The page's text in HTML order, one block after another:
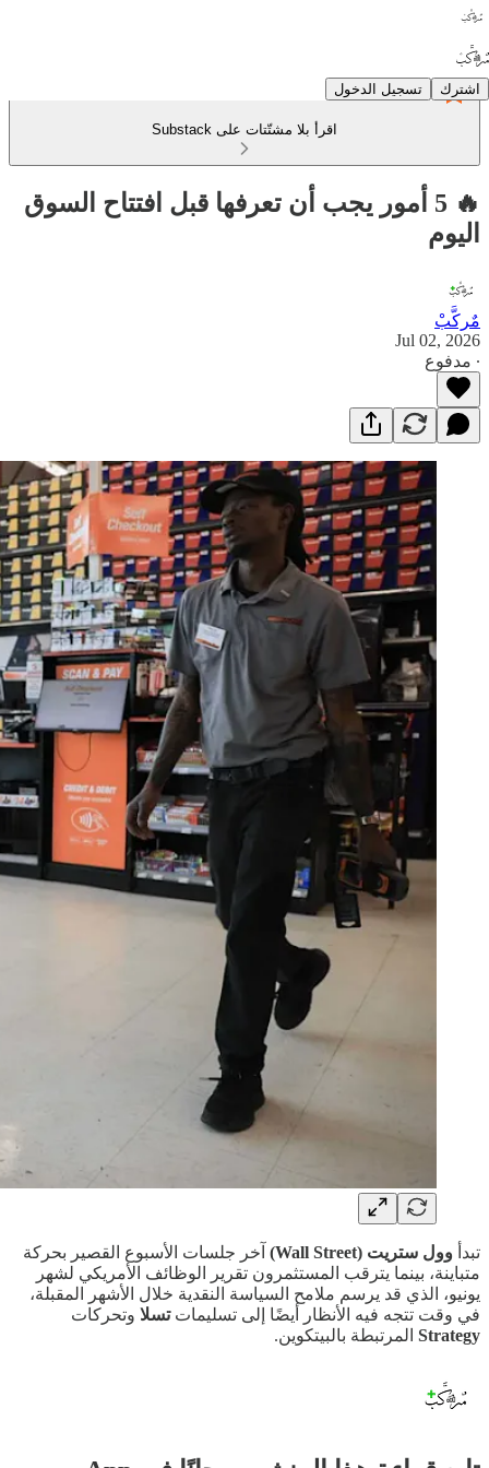
اشترك تسجيل الدخول
اقرأ بلا مشتّتات على Substack
🔥 5 أمور يجب أن تعرفها قبل افتتاح السوق
اليوم
مٌركَّبْ
Jul 02, 2026
∙ مدفوع
تبدأ وول ستريت (Wall Street)
آخر جلسات الأسبوع القصير بحركة
متباينة، بينما يترقب المستثمرون تقرير الوظائف الأمريكي لشهر
يونيو، الذي قد يرسم ملامح السياسة النقدية خلال الأشهر المقبلة،
في وقت تتجه فيه الأنظار أيضًا إلى تسليماتتسلا وتحركات
Strategy المرتبطة بالبيتكوين.